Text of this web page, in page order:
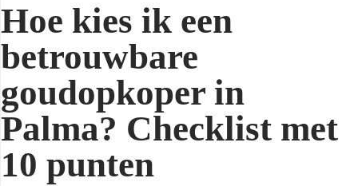
Hoe kies ik een
betrouwbare
goudopkoper in
Palma? Checklist met
10 punten